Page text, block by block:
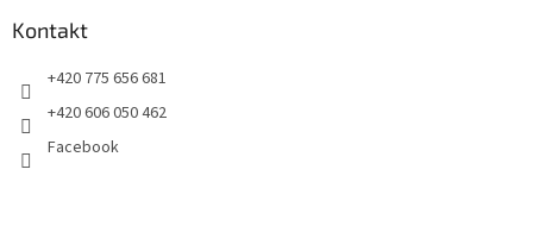
Kontakt
+420 775 656 681
+420 606 050 462
Facebook